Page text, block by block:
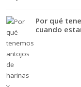
Por qué
cuando